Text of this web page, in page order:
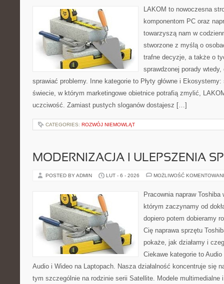
LAKOM to nowoczesna
komponentom PC oraz
towarzyszą nam w
stworzone z myślą o
trafne decyzje, a także o
sprawdzonej porady
sprawiać problemy. Inne kategorie to Płyty główne i
świecie, w którym marketingowe obietnice potrafią zmylić,
uczciwość. Zamiast pustych sloganów dostajesz […]
CATEGORIES: ROZWÓJ NIEMOWLĄT
MODERNIZACJA I ULEPSZENIA
POSTED BY ADMIN LUT - 6 - 2026 MOŻLIWOŚĆ
Pracownia napraw
którym zaczynamy od
dopiero potem dobieramy
Cię naprawa sprzętu
pokaże, jak działamy i
Ciekawe kategorie to
Audio i Wideo na Laptopach. Nasza działalność koncentruje się
tym szczególnie na rodzinie serii Satellite. Modele